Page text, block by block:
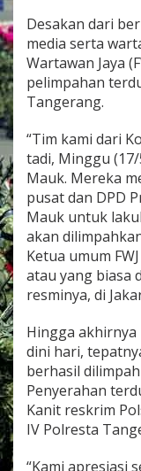
Desakan dari
media serta
Wartawan Jaya
pelimpahan
Tangerang.
“Tim kami dari
tadi, Minggu
Mauk. Mereka
pusat dan DPD
Mauk untuk
akan
Ketua umum
atau yang biasa
resminya, di
Hingga akhirnya
dini hari,
berhasil
Penyerahan
Kanit reskrim
IV Polresta
“Kami apresiasi